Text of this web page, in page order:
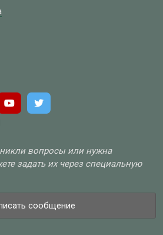
вопросы или нужна
задать их через специальную
сообщение